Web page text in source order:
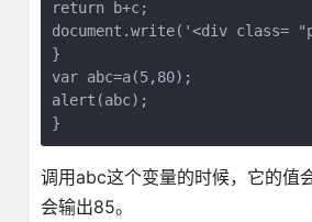
return b+c;
document.write('<div
}
var abc=a(5,80);
alert(abc);
}
调用abc这个变量的时候，它的值
会输出85。